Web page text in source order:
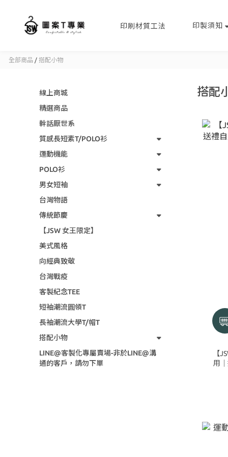
印刷材質工法 印製須知
全部商品 / 搭配小物
線上商城
精選商品
幹話厭世系
質感長短素T/POLO衫
運動機能
POLO衫
男女短袖
台灣物語
傳統節慶
【JSW 女王限定】
美式風格
向經典致敬
台灣戰疫
客製紀念TEE
短袖潮流圓領T
長袖潮流大學T/帽T
搭配小物
LINE@客製化專屬賣場-非於LINE@溝
通的客戶，請勿下單
搭配
【
用│